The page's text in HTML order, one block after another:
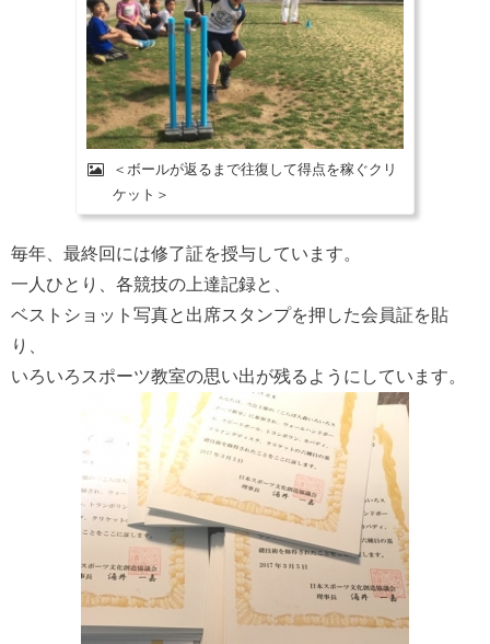
＜ボールが返るまで往復して得点を稼ぐクリ
ケット＞
毎年、最終回には修了証を授与しています。
一人ひとり、各競技の上達記録と、
ベストショット写真と出席スタンプを押した会員証を貼
り、
いろいろスポーツ教室の思い出が残るようにしています。